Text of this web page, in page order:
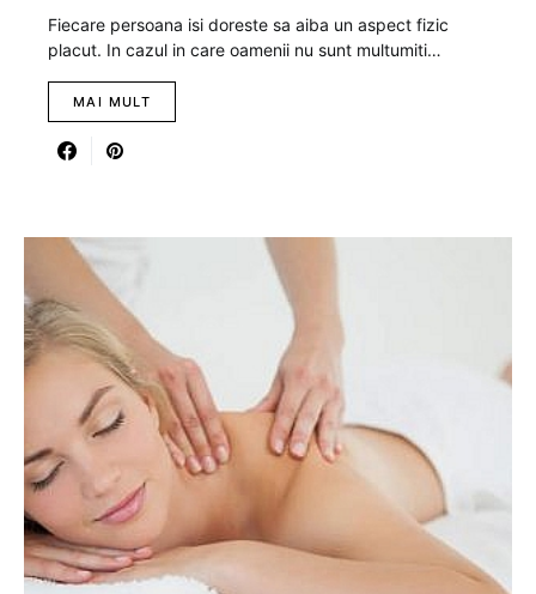
Fiecare persoana isi doreste sa aiba un aspect fizic
placut. In cazul in care oamenii nu sunt multumiti…
MAI MULT